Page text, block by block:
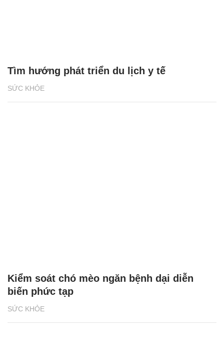
SỨC KHỎE
Tìm hướng phát triển du lịch y tế
SỨC KHỎE
Kiểm soát chó mèo ngăn bệnh dại diễn
biến phức tạp